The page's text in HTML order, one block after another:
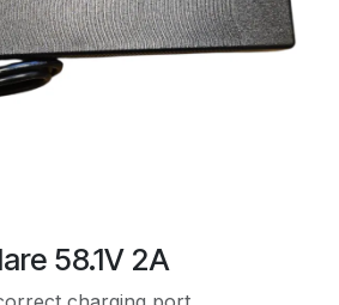
58.1V 2A